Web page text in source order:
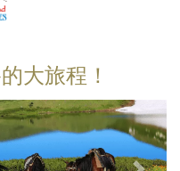
大旅程！